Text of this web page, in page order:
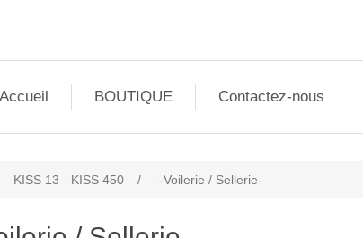
Accueil BOUTIQUE Contactez-nous
KISS 13 - KISS 450 / -Voilerie / Sellerie-